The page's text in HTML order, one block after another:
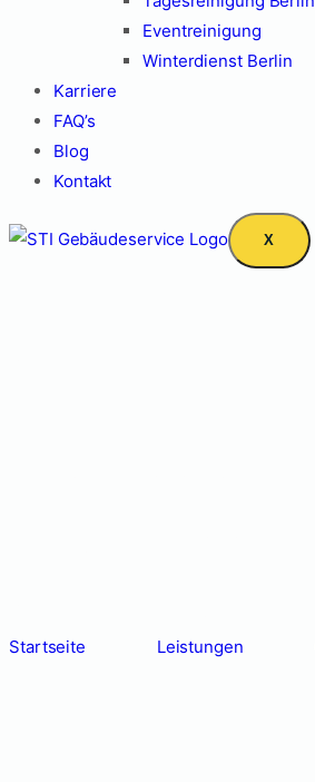
Eventreinigung
Winterdienst Berlin
Karriere
FAQ’s
Blog
Kontakt
X
Startseite Leistungen